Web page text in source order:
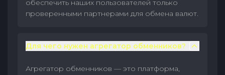
обеспечить наших пользователей только
проверенными партнерами для обмена валют.
Для чего нужен агрегатор обменников?
Агрегатор обменников — это платформа,